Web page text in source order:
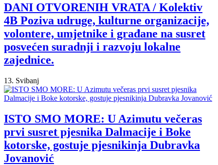
DANI OTVORENIH VRATA / Kolektiv
4B Poziva udruge, kulturne organizacije,
volontere, umjetnike i građane na susret
posvećen suradnji i razvoju lokalne
zajednice.
13. Svibanj
ISTO SMO MORE: U Azimutu večeras
prvi susret pjesnika Dalmacije i Boke
kotorske, gostuje pjesnikinja Dubravka
Jovanović